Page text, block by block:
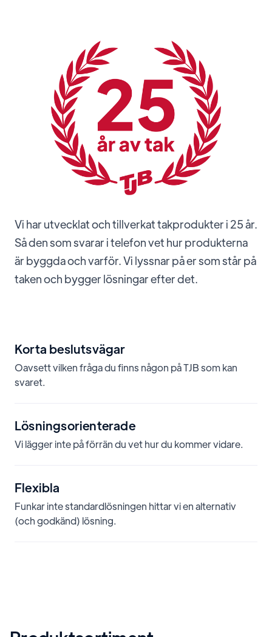
Vi har utvecklat och tillverkat takprodukter i 25 år.
Så den som svarar i telefon vet hur produkterna
är byggda och varför. Vi lyssnar på er som står på
taken och bygger lösningar efter det.
Korta beslutsvägar
Oavsett vilken fråga du finns någon på TJB som kan
svaret.
Lösningsorienterade
Vi lägger inte på förrän du vet hur du kommer vidare.
Flexibla
Funkar inte standardlösningen hittar vi en alternativ
(och godkänd) lösning.